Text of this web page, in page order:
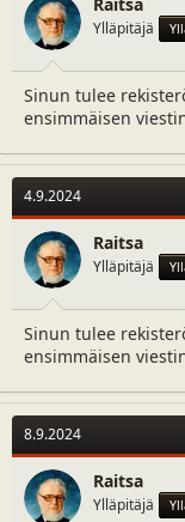
Ylläpitäjä
Sinun tulee
ensimmäisen
4.9.2024
Raitsa
Ylläpitäjä
Sinun tulee
ensimmäisen
8.9.2024
Raitsa
Ylläpitäjä